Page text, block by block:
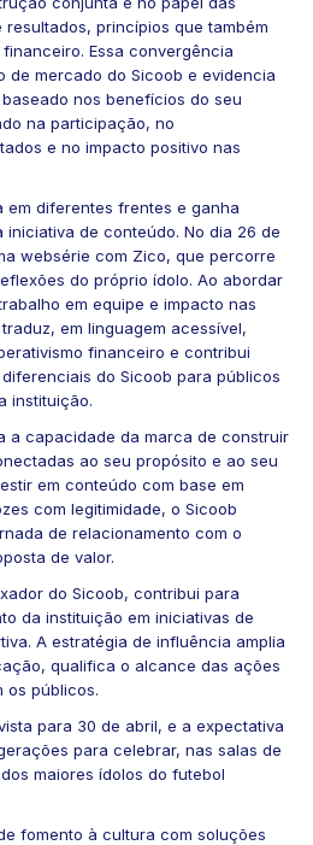
princípios que também
Essa convergência
de mercado do Sicoob e evidencia
nos benefícios do seu
na participação, no
e no impacto positivo nas
em diferentes frentes e ganha
iniciativa de conteúdo. No dia 26 de
websérie com Zico, que percorre
do próprio ídolo. Ao abordar
em equipe e impacto nas
em linguagem acessível,
financeiro e contribui
do Sicoob para públicos
instituição.
a capacidade da marca de construir
ao seu propósito e ao seu
em conteúdo com base em
com legitimidade, o Sicoob
de relacionamento com o
de valor.
do Sicoob, contribui para
da instituição em iniciativas de
A estratégia de influência amplia
qualifica o alcance das ações
os públicos.
para 30 de abril, e a expectativa
para celebrar, nas salas de
maiores ídolos do futebol
fomento à cultura com soluções